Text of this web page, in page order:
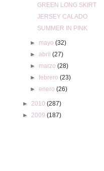
GREEN LONG SKIRT
JERSEY CALADO
SUMMER IN PINK
► mayo (32)
► abril (27)
► marzo (28)
► febrero (23)
► enero (26)
►2010(287)
►2009(187)